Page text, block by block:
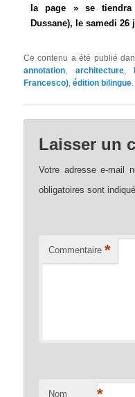
la page » se tiendra
Dussane), le samedi 26
Ce contenu a été publié
annotation, architecture,
Francesco),édition bilingue
Laisser un
Votre adresse e-mail
obligatoires sont
Commentaire *
Nom